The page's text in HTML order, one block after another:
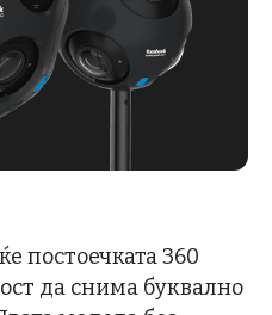
постоечката 360
да снима буквално